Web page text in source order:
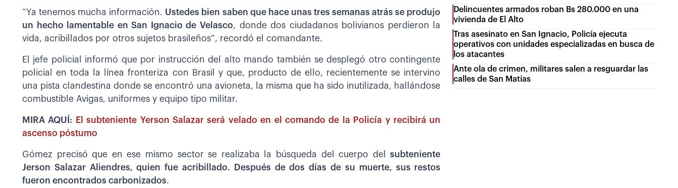
“Ya tenemos mucha información. Ustedes bien saben que hace unas tres semanas atrás se produjo
un hecho lamentable en San Ignacio de Velasco, donde dos ciudadanos bolivianos perdieron la
vida, acribillados por otros sujetos brasileños”, recordó el comandante.
El jefe policial informó que por instrucción del alto mando también se desplegó otro contingente
policial en toda la línea fronteriza con Brasil y que, producto de ello, recientemente se intervino
una pista clandestina donde se encontró una avioneta, la misma que ha sido inutilizada, hallándose
combustible Avigas, uniformes y equipo tipo militar.
MIRA AQUÍ:
El subteniente Yerson Salazar será velado en el comando de la Policía y recibirá un
ascenso póstumo
Gómez precisó que en ese mismo sector se realizaba la búsqueda del cuerpo delsubteniente
Jerson Salazar Aliendres, quien fue acribillado. Después de dos días de su muerte, sus restos
fueron encontrados carbonizados.
Delincuentes armados roban Bs 280.000 en una
vivienda de El Alto
Tras asesinato en San Ignacio, Policía ejecuta
operativos con unidades especializadas en busca de
los atacantes
Ante ola de crimen, militares salen a resguardar las
calles de San Matías